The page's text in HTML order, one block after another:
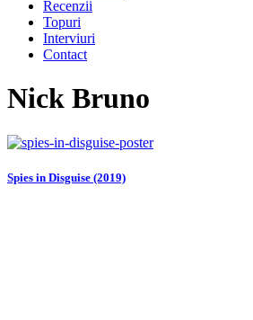
Recenzii
Topuri
Interviuri
Contact
Nick Bruno
Spies in Disguise (2019)